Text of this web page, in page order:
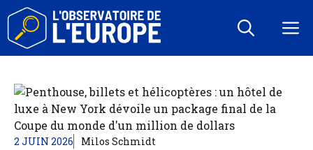
Aller
contenu
2 JUIN 2026 Milos Schmidt